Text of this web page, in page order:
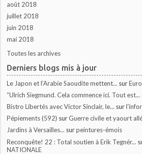
août 2018
juillet 2018
juin 2018
mai 2018
Toutes les archives
Derniers blogs mis à jour
Le Japon et l’Arabie Saoudite mettent... sur
”Ulrich Siegmund. Cela commence ici. Tout est...
Bistro Libertés avec Victor Sinclair, le... sur
Pépiements (592) surGuerre civile et yaourt
Jardins à Versailles... surpeintures-émois
Reconquête! 22 : Total soutien à Erik Tegnér...
NATIONALE